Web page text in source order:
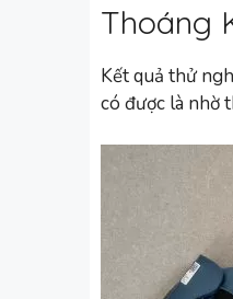
Thoáng
Kết quả thử
có được là nhờ